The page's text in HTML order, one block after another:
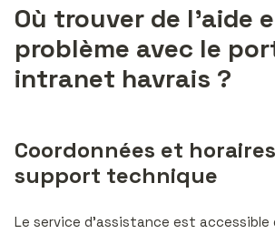
Où trouver de l’aide
problème avec le
intranet havrais ?
Coordonnées et
support technique
Le service d’assistance est accessible